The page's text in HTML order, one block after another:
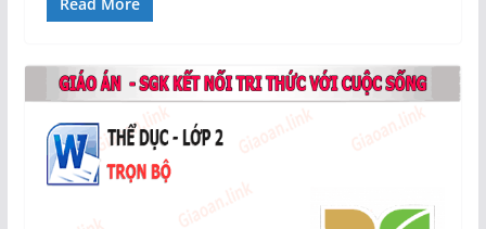
Read More